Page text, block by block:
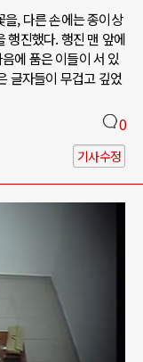
, 다른 손에는 종이상
행진했다. 행진 맨 앞에
에 품은 이들이 서 있
글자들이 무겁고 깊었
0
기사수정